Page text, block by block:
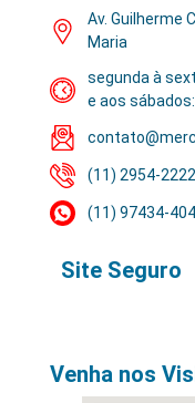
Av. Guilherme
Maria
segunda à
e aos
(11) 2954-2222
(11) 97434-
Site Seguro
Venha nos